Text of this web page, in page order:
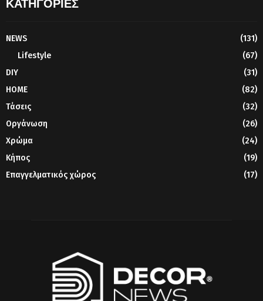
ΚΑΤΗΓΟΡΙΕΣ
NEWS
(131)
Lifestyle
(67)
DIY
(31)
HOME
(82)
Τάσεις
(32)
Οργάνωση
(26)
Χρώμα
(24)
Κήπος
(19)
Επαγγελματικός χώρος
(17)